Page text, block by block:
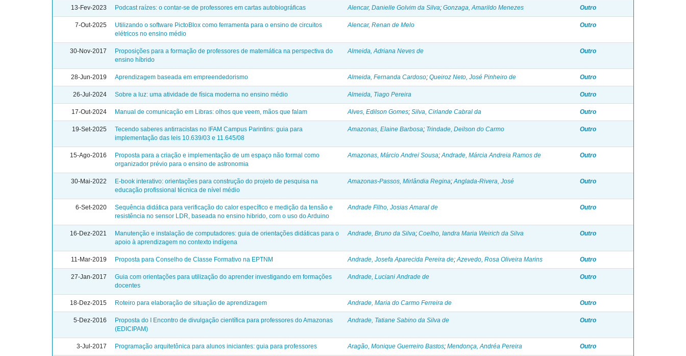
13-Fev-2023 Podcast raízes: o contar-se de professores em cartas autobiográficas Alencar, Danielle Golvim da Silva; Gonzaga, Amarildo Menezes Outro
7-Out-2025
Utilizando o software PictoBlox como ferramenta para o ensino de circuitos
elétricos no ensino médio
Alencar, Renan de Melo Outro
30-Nov-2017
Proposições para a formação de professores de matemática na perspectiva do
ensino híbrido
Almeida, Adriana Neves de Outro
28-Jun-2019 Aprendizagem baseada em empreendedorismo Almeida, Fernanda Cardoso; Queiroz Neto, José Pinheiro de Outro
26-Jul-2024 Sobre a luz: uma atividade de física moderna no ensino médio Almeida, Tiago Pereira Outro
17-Out-2024 Manual de comunicação em Libras: olhos que veem, mãos que falam Alves, Edilson Gomes; Silva, Cirlande Cabral da Outro
19-Set-2025
Tecendo saberes antirracistas no IFAM Campus Parintins: guia para
implementação das leis 10.639/03 e 11.645/08
Amazonas, Elaine Barbosa; Trindade, Deilson do Carmo Outro
15-Ago-2016
Proposta para a criação e implementação de um espaço não formal como
organizador prévio para o ensino de astronomia
Amazonas, Márcio Andrei Sousa; Andrade, Márcia Andreia Ramos de Outro
30-Mai-2022
E-book interativo: orientações para construção do projeto de pesquisa na
educação profissional técnica de nível médio
Amazonas-Passos, Mirlândia Regina; Anglada-Rivera, José Outro
6-Set-2020
Sequência didática para verificação do calor específico e medição da tensão e
resistência no sensor LDR, baseada no ensino hibrido, com o uso do Arduino
Andrade Filho, Josias Amaral de Outro
16-Dez-2021
Manutenção e instalação de computadores: guia de orientações didáticas para o
apoio à aprendizagem no contexto indígena
Andrade, Bruno da Silva; Coelho, Iandra Maria Weirich da Silva Outro
11-Mar-2019 Proposta para Conselho de Classe Formativo na EPTNM Andrade, Josefa Aparecida Pereira de; Azevedo, Rosa Oliveira Marins Outro
27-Jan-2017
Guia com orientações para utilização do aprender investigando em formações
docentes
Andrade, Luciani Andrade de Outro
18-Dez-2015 Roteiro para elaboração de situação de aprendizagem Andrade, Maria do Carmo Ferreira de Outro
5-Dez-2016
Proposta do I Encontro de divulgação científica para professores do Amazonas
(EDICIPAM)
Andrade, Tatiane Sabino da Silva de Outro
3-Jul-2017 Programação arquitetônica para alunos iniciantes: guia para professores Aragão, Monique Guerreiro Bastos; Mendonça, Andréa Pereira Outro